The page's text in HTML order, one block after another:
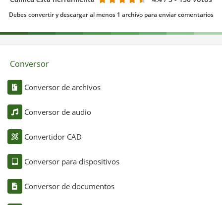
Debes convertir y descargar al menos 1 archivo para enviar comentarios
Conversor
Conversor de archivos
Conversor de audio
Convertidor CAD
Conversor para dispositivos
Conversor de documentos